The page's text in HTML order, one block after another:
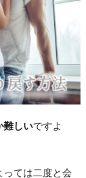
難しいですよ
ては二度と会